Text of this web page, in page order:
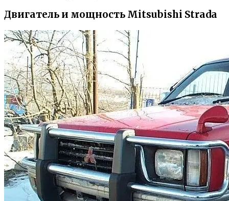
Двигатель и мощность Mitsubishi Strada